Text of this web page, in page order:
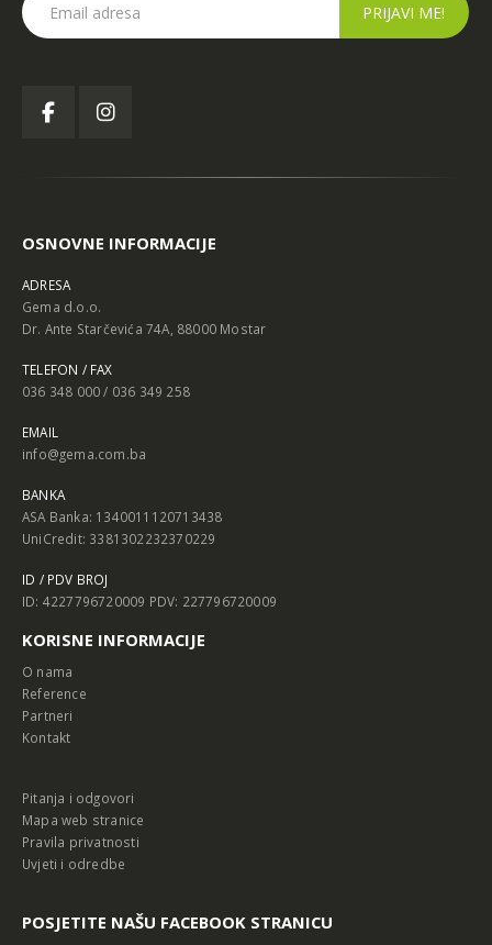
OSNOVNE INFORMACIJE
ADRESA
Gema d.o.o.
Dr. Ante Starčevića 74A, 88000 Mostar
TELEFON / FAX
036 348 000 / 036 349 258
EMAIL
info@gema.com.ba
BANKA
ASA Banka: 1340011120713438
UniCredit: 3381302232370229
ID / PDV BROJ
ID: 4227796720009 PDV: 227796720009
KORISNE INFORMACIJE
O nama
Reference
Partneri
Kontakt
Pitanja i odgovori
Mapa web stranice
Pravila privatnosti
Uvjeti i odredbe
POSJETITE NAŠU FACEBOOK STRANICU